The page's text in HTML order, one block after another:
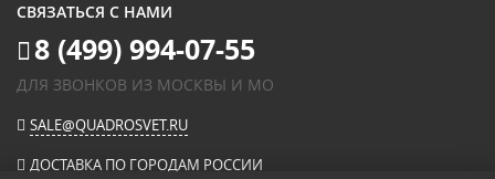
СВЯЗАТЬСЯ С НАМИ
8 (499) 994-07-55
ДЛЯ ЗВОНКОВ ИЗ МОСКВЫ И МО
SALE@QUADROSVET.RU
ДОСТАВКА ПО ГОРОДАМ РОССИИ